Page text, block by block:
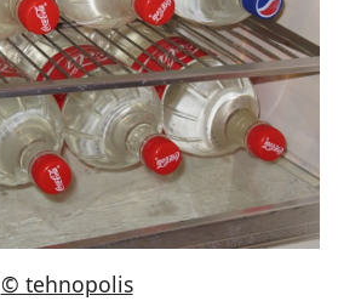
© tehnopolis